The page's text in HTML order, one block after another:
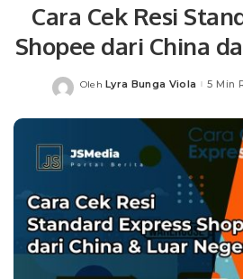
Cara Cek Resi
Shopee dari China
Posted
Oleh Lyra Bunga Viola 5 Min